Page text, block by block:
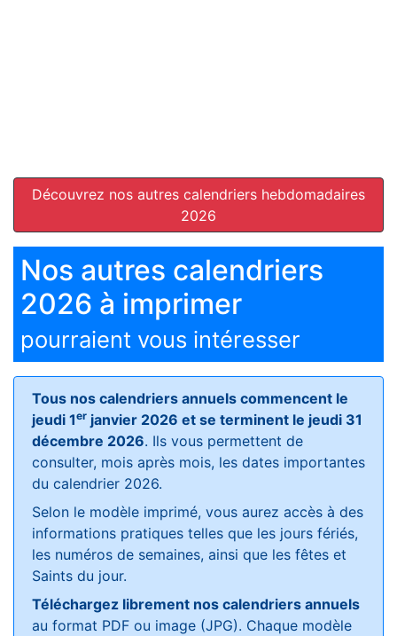
Découvrez nos autres calendriers hebdomadaires
2026
Nos autres calendriers
2026 à imprimer
pourraient vous intéresser
Tous nos calendriers annuels commencent le
jeudi 1er janvier 2026 et se terminent le jeudi 31
décembre 2026. Ils vous permettent de
consulter, mois après mois, les dates importantes
du calendrier 2026.
Selon le modèle imprimé, vous aurez accès à des
informations pratiques telles que les jours fériés,
les numéros de semaines, ainsi que les fêtes et
Saints du jour.
Téléchargez librement nos calendriers annuels
au format PDF ou image (JPG). Chaque modèle